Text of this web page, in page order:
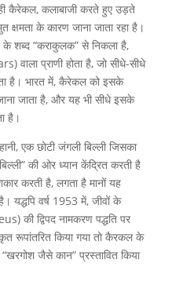
कैरेकल, कलाबाजी करते हुए उड़ते
क्षमता के कारण जाना जाता रहा है।
के शब्द “कराकुलक” से निकला है,
वाला प्राणी होता है, जो सीधे-सीधे
है। भारत में, कैरेकल को इसके
जाता है, और यह भी सीधे इसके
है।
एक छोटी जंगली बिल्ली जिसका
की ओर ध्यान केंद्रित करती है
करती है, लगता है मानों यह
वर्ष 1953 में, जीवों के
की द्विपद नामकरण पद्धति पर
रूपांतरित किया गया तो कैरकल के
जैसे कान” प्रस्तावित किया